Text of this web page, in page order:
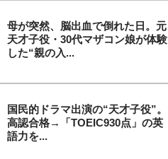
母が突然、脳出血で倒れた日。元
天才子役・30代マザコン娘が体験
した“親の入...
国民的ドラマ出演の“天才子役”。
高認合格→「TOEIC930点」の英
語力を...